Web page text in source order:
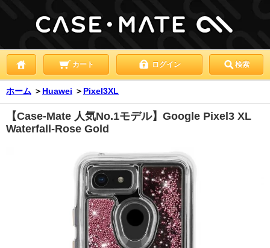
カート ログイン 検索
ホーム ＞ Huawei ＞ Pixel3XL
【Case-Mate 人気No.1モデル】Google Pixel3 XL
Waterfall-Rose Gold